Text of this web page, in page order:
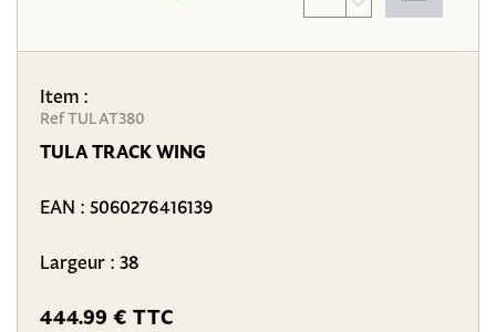
Item :
Ref TULAT380
TULA TRACK WING
EAN : 5060276416139
Largeur : 38
444.99 € TTC